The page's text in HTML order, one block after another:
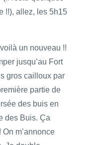
!!), allez, les 5h15
un nouveau !!
jusqu’au Fort
gros cailloux par
partie de
des buis en
des Buis. Ça
m’annonce